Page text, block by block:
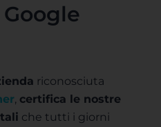
riconosciuta
, certifica le nostre
che tutti i giorni